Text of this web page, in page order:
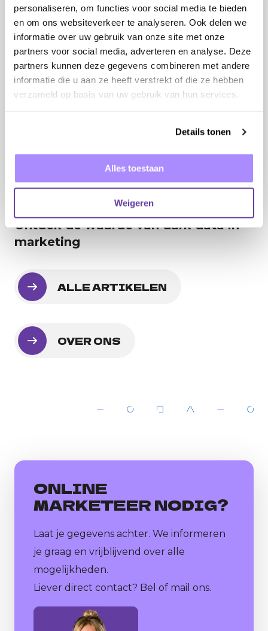
personaliseren, om functies voor social media te bieden
en om ons websiteverkeer te analyseren. Ook delen we
informatie over uw gebruik van onze site met onze
partners voor social media, adverteren en analyse. Deze
partners kunnen deze gegevens combineren met andere
informatie die u aan ze heeft verstrekt of die ze hebben
verzameld op basis van uw gebruik van hun services.
Details tonen
Alles toestaan
Weigeren
Ontdek de waarde van dark data in
marketing
ALLE ARTIKELEN
OVER ONS
ONLINE
MARKETEER NODIG?
Laat je gegevens achter. We informeren
je graag en vrijblijvend over alle
mogelijkheden.
Liever direct contact? Bel of mail ons.